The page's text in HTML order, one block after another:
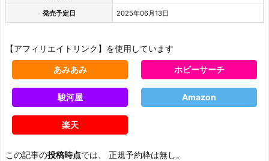
発売予定日 2025年06月13日
【アフィリエイトリンク】を使用しています
あみあみ ホビーサーチ
駿河屋 Amazon
楽天
この記事の投稿時点では、 正規予約枠は無し。